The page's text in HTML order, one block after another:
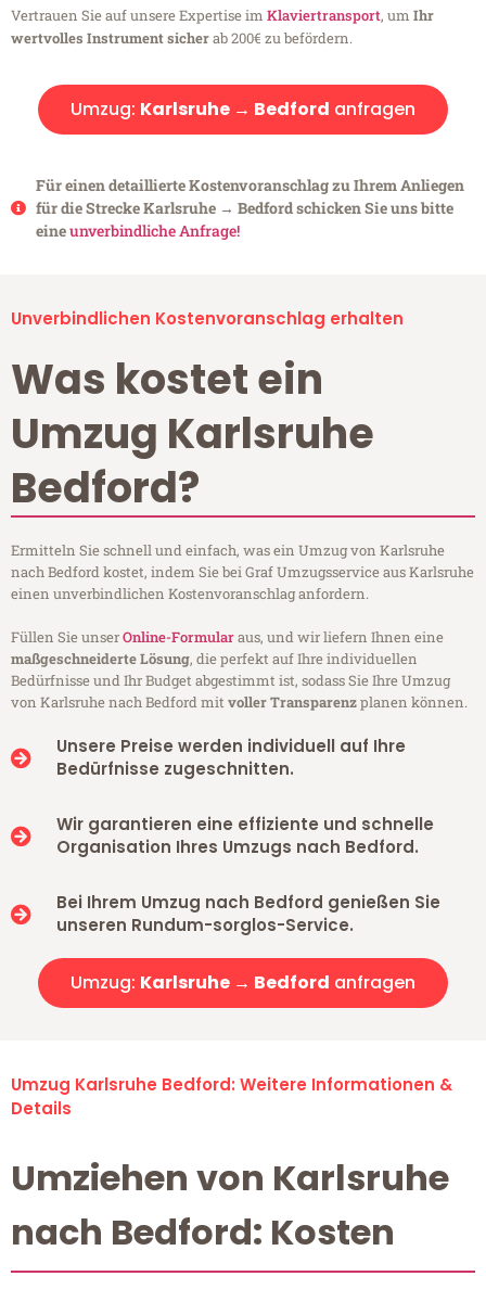
Vertrauen Sie auf unsere Expertise im Klaviertransport, um Ihr
wertvolles Instrument sicherab 200€ zu befördern.
Umzug: Karlsruhe → Bedford anfragen
Für einen detaillierte Kostenvoranschlag zu Ihrem Anliegen
für die Strecke Karlsruhe → Bedford schicken Sie uns bitte
eineunverbindliche Anfrage!
Unverbindlichen Kostenvoranschlag erhalten
Was kostet ein
Umzug Karlsruhe
Bedford?
Ermitteln Sie schnell und einfach, was ein Umzug von Karlsruhe
nach Bedford kostet, indem Sie bei Graf Umzugsservice aus Karlsruhe
einen unverbindlichen Kostenvoranschlag anfordern.
Füllen Sie unserOnline-Formularaus, und wir liefern Ihnen eine
maßgeschneiderte Lösung, die perfekt auf Ihre individuellen
Bedürfnisse und Ihr Budget abgestimmt ist, sodass Sie Ihre Umzug
von Karlsruhe nach Bedford mitvoller Transparenzplanen können.
Unsere Preise werden individuell auf Ihre
Bedürfnisse zugeschnitten.
Wir garantieren eine effiziente und schnelle
Organisation Ihres Umzugs nach Bedford.
Bei Ihrem Umzug nach Bedford genießen Sie
unseren Rundum-sorglos-Service.
Umzug: Karlsruhe → Bedford anfragen
Umzug Karlsruhe Bedford: Weitere Informationen &
Details
Umziehen von Karlsruhe
nach Bedford: Kosten